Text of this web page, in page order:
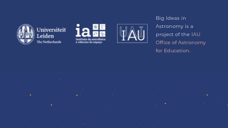
Big Ideas in
Astronomy is a
project of the IAU
Office of Astronomy
for Education.